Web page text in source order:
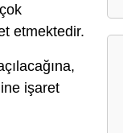
etmektedir.
işaret